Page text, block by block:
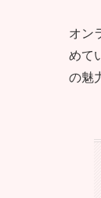
オン
めて
の魅